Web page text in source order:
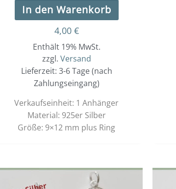
In den Warenkorb
4,00 €
Enthält 19% MwSt.
zzgl. Versand
Lieferzeit: 3-6 Tage (nach
Zahlungseingang)
Verkaufseinheit: 1 Anhänger
Material: 925er Silber
Größe: 9×12 mm plus Ring